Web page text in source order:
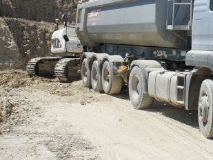
Notre semi basculant de 17m³ est un
le transport de matériaux divers. Doté
capacité de chargement et d'un système
efficace, il garantit une solution fiable et
besoins de transport.